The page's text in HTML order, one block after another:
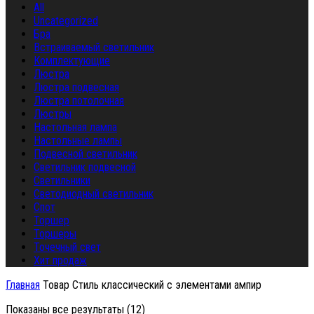
All
Uncategorized
Бра
Встраиваемый светильник
Комплектующие
Люстра
Люстра подвесная
Люстра потолочная
Люстры
Настольная лампа
Настольные лампы
Подвесной светильник
Светильник подвесной
Светильники
Светодиодный светильник
Спот
Торшер
Торшеры
Точечный свет
Хит продаж
Главная Товар Стиль классический с элементами ампир
Показаны все результаты (12)